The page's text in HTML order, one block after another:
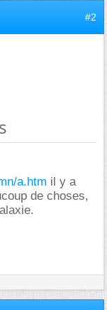
#2
a.htm il y a
de choses,